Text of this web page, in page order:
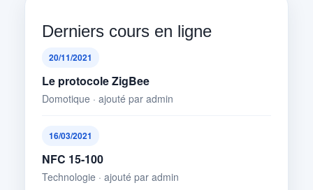
Derniers cours en ligne
20/11/2021
Le protocole ZigBee
Domotique · ajouté par admin
16/03/2021
NFC 15-100
Technologie · ajouté par admin